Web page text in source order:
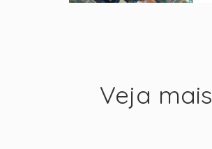
Veja mais